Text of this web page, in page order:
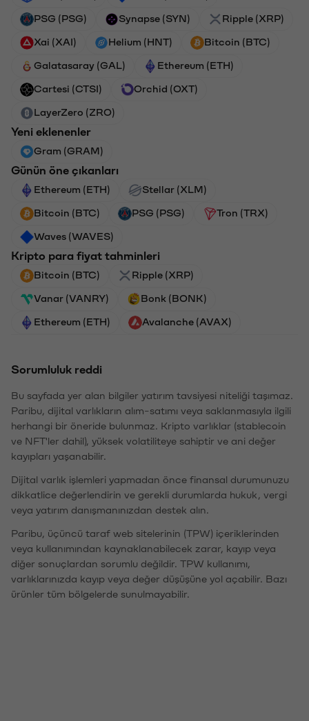
PSG (PSG) Synapse (SYN) Ripple (XRP)
Xai (XAI) Helium (HNT) Bitcoin (BTC)
Galatasaray (GAL) Ethereum (ETH)
Cartesi (CTSI) Orchid (OXT)
LayerZero (ZRO)
Yeni eklenenler
Gram (GRAM)
Günün öne çıkanları
Ethereum (ETH) Stellar (XLM)
Bitcoin (BTC) PSG (PSG) Tron (TRX)
Waves (WAVES)
Kripto para fiyat tahminleri
Bitcoin (BTC) Ripple (XRP)
Vanar (VANRY) Bonk (BONK)
Ethereum (ETH) Avalanche (AVAX)
Sorumluluk reddi
Bu sayfada yer alan bilgiler yatırım tavsiyesi niteliği taşımaz.
Paribu, dijital varlıkların alım-satımı veya saklanmasıyla ilgili
herhangi bir öneride bulunmaz. Kripto varlıklar (stablecoin
ve NFT'ler dahil), yüksek volatiliteye sahiptir ve ani değer
kayıpları yaşanabilir.
Dijital varlık işlemleri yapmadan önce finansal durumunuzu
dikkatlice değerlendirin ve gerekli durumlarda hukuk, vergi
veya yatırım danışmanınızdan destek alın.
Paribu, üçüncü taraf web sitelerinin (TPW) içeriklerinden
veya kullanımından kaynaklanabilecek zarar, kayıp veya
diğer sonuçlardan sorumlu değildir. TPW kullanımı,
varlıklarınızda kayıp veya değer düşüşüne yol açabilir. Bazı
ürünler tüm bölgelerde sunulmayabilir.